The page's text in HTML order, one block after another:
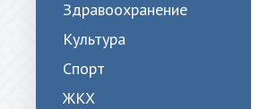
Здравоохранение
Культура
Спорт
ЖКХ